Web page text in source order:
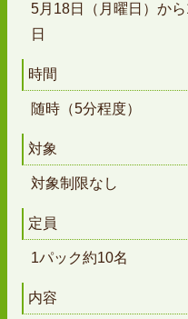
5月18日（月曜日）か
日
時間
随時（5分程度）
対象
対象制限なし
定員
1パック約10名
内容